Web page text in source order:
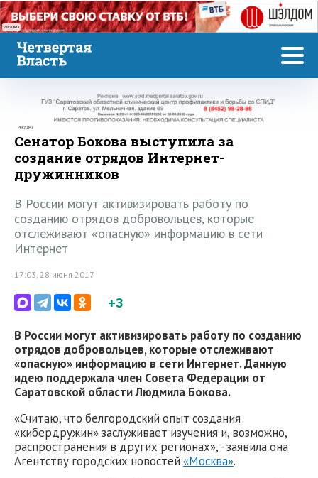
Реклама
Реклама
Сенатор Бокова выступила за
создание отрядов Интернет-
дружинников
В России могут активизировать работу по
созданию отрядов добровольцев, которые
отслеживают «опасную» информацию в сети
Интернет
17:03, 28 июня 2017
+3
В России могут активизировать работу по созданию
отрядов добровольцев, которые отслеживают
«опасную» информацию в сети Интернет. Данную
идею поддержала член Совета Федерации от
Саратовской области Людмила Бокова.
«Считаю, что белгородский опыт создания
«кибердружин» заслуживает изучения и, возможно,
распространения в других регионах», - заявила она
Агентству городских новостей «Москва».